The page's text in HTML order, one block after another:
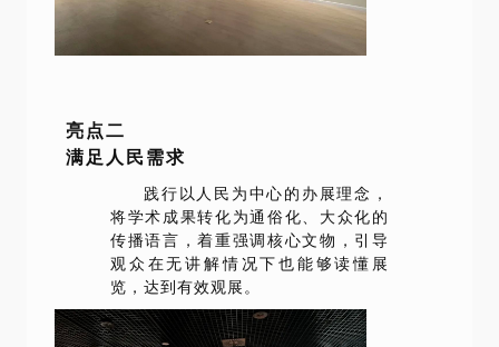
亮点二
满足人民需求
践行以人民为中心的办展理念，
将学术成果转化为通俗化、大众化的
传播语言，着重强调核心文物，引导
观众在无讲解情况下也能够读懂展
览，达到有效观展。